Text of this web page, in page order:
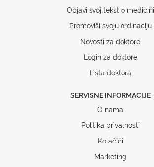
Objavi svoj tekst o medicini
Promoviši svoju ordinaciju
Novosti za doktore
Login za doktore
Lista doktora
SERVISNE INFORMACIJE
O nama
Politika privatnosti
Kolačići
Marketing